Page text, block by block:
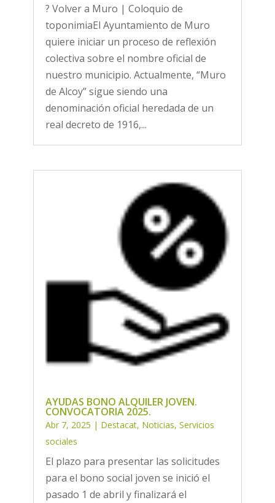
? Volver a Muro | Coloquio de
toponimiaEl Ayuntamiento de Muro
quiere iniciar un proceso de reflexión
colectiva sobre el nombre oficial de
nuestro municipio. Actualmente, “Muro
de Alcoy” sigue siendo una
denominación oficial heredada de un
real decreto de 1916,...
AYUDAS BONO ALQUILER JOVEN.
CONVOCATORIA 2025.
Abr 7, 2025 | Destacat, Noticias, Servicios
sociales
El plazo para presentar las solicitudes
para el bono social joven se inició el
pasado 1 de abril y finalizará el